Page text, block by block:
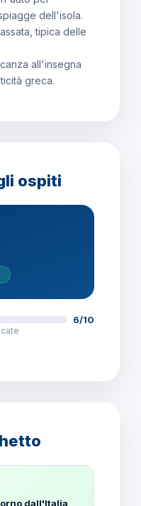
dell'isola.
tipica delle
all'insegna
greca.
ospiti
6/10
dall'Italia